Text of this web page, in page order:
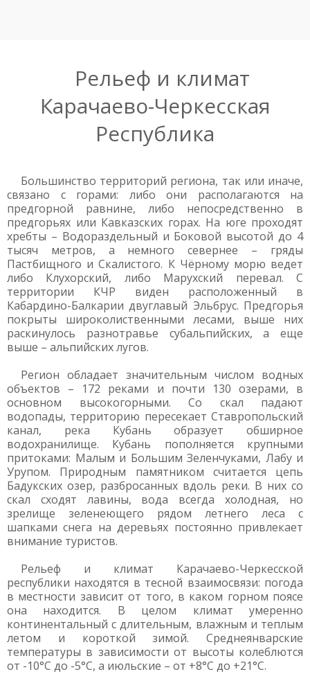
Рельеф и климат
Карачаево-Черкесская
Республика
Большинство территорий региона, так или иначе,
связано с горами: либо они располагаются на
предгорной равнине, либо непосредственно в
предгорьях или Кавказских горах. На юге проходят
хребты – Водораздельный и Боковой высотой до 4
тысяч метров, а немного севернее – гряды
Пастбищного и Скалистого. К Чёрному морю ведет
либо Клухорский, либо Марухский перевал. С
территории КЧР виден расположенный в
Кабардино-Балкарии двуглавый Эльбрус. Предгорья
покрыты широколиственными лесами, выше них
раскинулось разнотравье субальпийских, а еще
выше – альпийских лугов.
Регион обладает значительным числом водных
объектов – 172 реками и почти 130 озерами, в
основном высокогорными. Со скал падают
водопады, территорию пересекает Ставропольский
канал, река Кубань образует обширное
водохранилище. Кубань пополняется крупными
притоками: Малым и Большим Зеленчуками, Лабу и
Урупом. Природным памятником считается цепь
Бадукских озер, разбросанных вдоль реки. В них со
скал сходят лавины, вода всегда холодная, но
зрелище зеленеющего рядом летнего леса с
шапками снега на деревьях постоянно привлекает
внимание туристов.
Рельеф и климат Карачаево-Черкесской
республики находятся в тесной взаимосвязи: погода
в местности зависит от того, в каком горном поясе
она находится. В целом климат умеренно
континентальный с длительным, влажным и теплым
летом и короткой зимой. Среднеянварские
температуры в зависимости от высоты колеблются
от -10°С до -5°С, а июльские – от +8°С до +21°С.